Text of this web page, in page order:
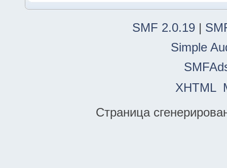
SMF 2.0.19 |
Simple
XHTML
Страница